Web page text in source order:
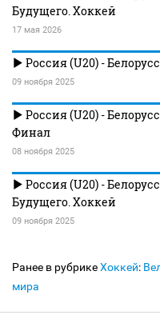
Будущего. Хоккей
17 мая 2026
Россия (U20) -
09 ноября 2025
Россия (U20) -
Финал
08 ноября 2025
Россия (U20) -
Будущего. Хоккей
09 ноября 2025
Ранее в рубрикеХоккей:
мира